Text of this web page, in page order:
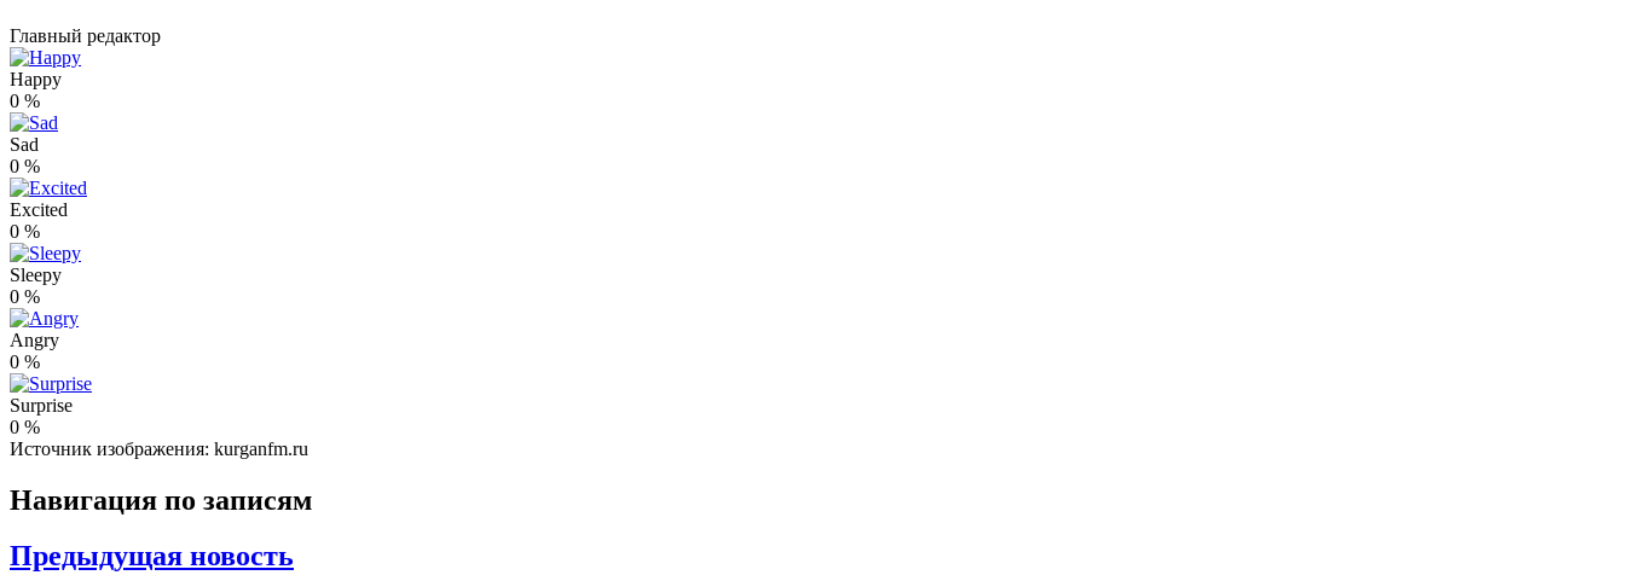
Главный редактор
Happy
0 %
Sad
0 %
Excited
0 %
Sleepy
0 %
Angry
0 %
Surprise
0 %
Источник изображения: kurganfm.ru
Навигация по записям
Предыдущая новость